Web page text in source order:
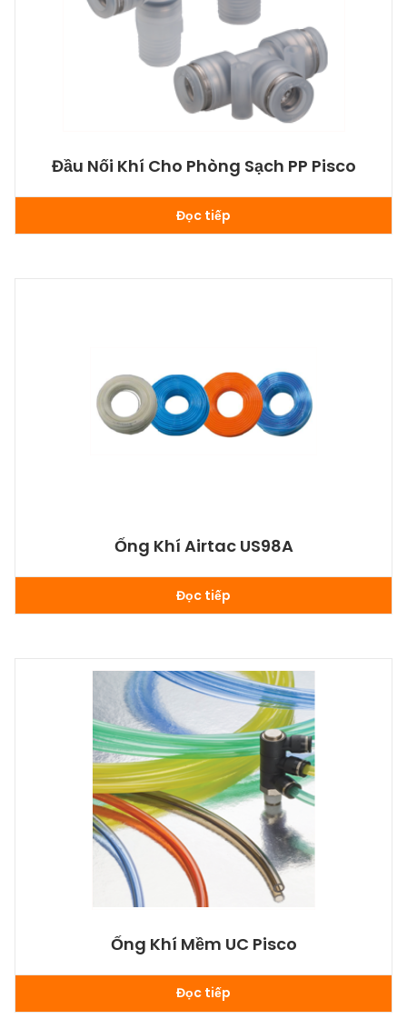
Đầu Nối Khí Cho Phòng Sạch PP Pisco
Đọc tiếp
Ống Khí Airtac US98A
Đọc tiếp
Ống Khí Mềm UC Pisco
Đọc tiếp